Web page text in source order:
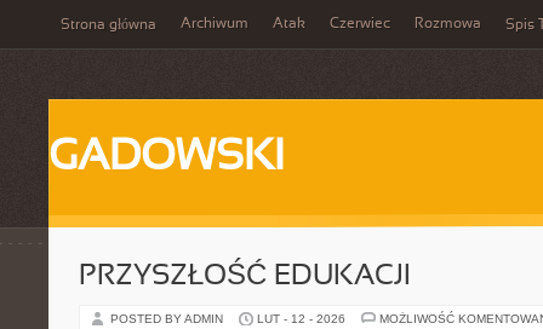
Strona główna Archiwum Atak Czerwiec Rozmowa Spis
GADOWSKI
PRZYSZŁOŚĆ EDUKACJI
POSTED BY ADMIN LUT - 12 - 2026 MOŻLIWOŚĆ